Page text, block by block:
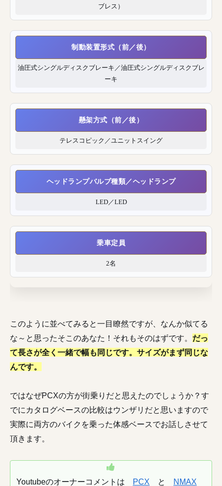
ブレス）
制動装置形式（前／後）
油圧式シングルディスクブレーキ／油圧式シングルディスクブレ
ーキ
懸架方式（前／後）
テレスコピック／ユニットスイング
ヘッドランプバルブ種類／ヘッドランプ
LED／LED
乗車定員
2名
このように並べてみると一目瞭然ですが、なんか似てる
な～と思ったそこのあなた！それもそのはずです。 だっ
て長さが全く一緒で幅も同じです。サイズがまず同じな
んです。
ではなぜPCXの方が街乗りだと思えたのでしょうか？す
でにカタログベースの比較はウンザリだと思いますので
実際に両方のバイクを乗った体感ベースでお話しさせて
頂きます。
Youtubeのオーナーコメントは PCX と NMAX